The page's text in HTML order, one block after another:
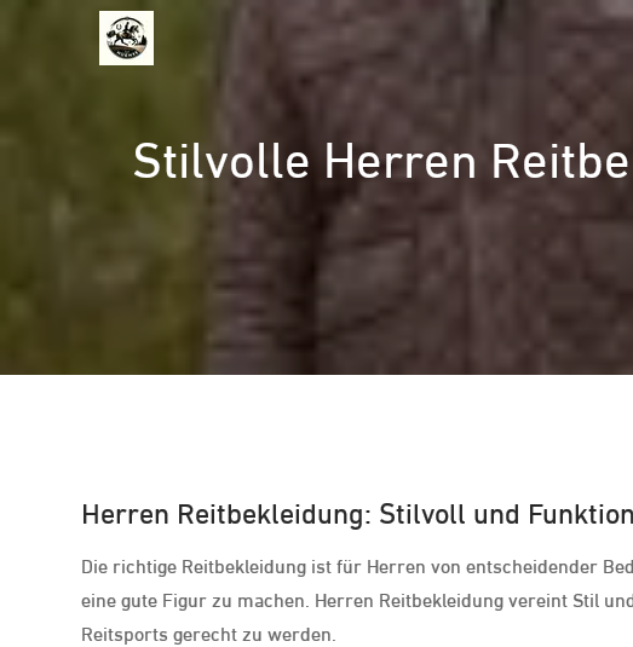
Stilvolle Herren
Herren Reitbekleidung: Stilvoll und
Die richtige Reitbekleidung ist für Herren von entscheidender
eine gute Figur zu machen. Herren Reitbekleidung vereint Stil
Reitsports gerecht zu werden.